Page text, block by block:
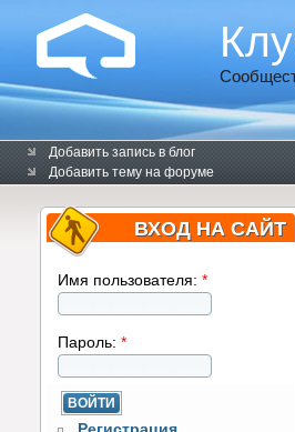
Добавить запись в блог
Добавить тему на форуме
ВХОД НА САЙТ
Имя пользователя: *
Пароль: *